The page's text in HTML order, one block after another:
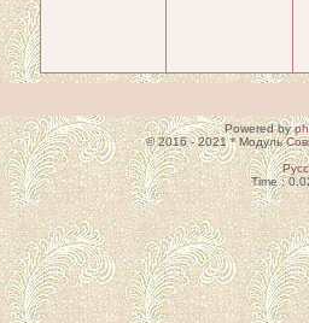
Powered by
© 2016 - 2021 * Модуль
Time :